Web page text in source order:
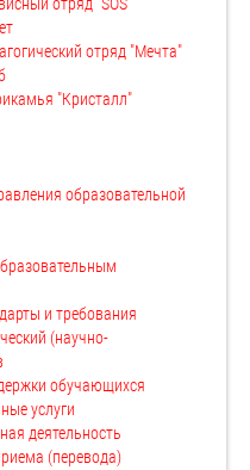
отряд "Мечта"
"Кристалл"
образовательной
и требования
(научно-
обучающихся
услуги
деятельность
(перевода)